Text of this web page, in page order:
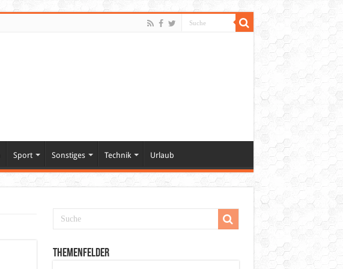
Sport Sonstiges Technik Urlaub
Themenfelder